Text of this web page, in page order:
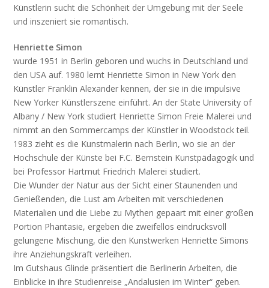
Künstlerin sucht die Schönheit der Umgebung mit der Seele
und inszeniert sie romantisch.
Henriette Simon
wurde 1951 in Berlin geboren und wuchs in Deutschland und
den USA auf. 1980 lernt Henriette Simon in New York den
Künstler Franklin Alexander kennen, der sie in die impulsive
New Yorker Künstlerszene einführt. An der State University of
Albany / New York studiert Henriette Simon Freie Malerei und
nimmt an den Sommercamps der Künstler in Woodstock teil.
1983 zieht es die Kunstmalerin nach Berlin, wo sie an der
Hochschule der Künste bei F.C. Bernstein Kunstpädagogik und
bei Professor Hartmut Friedrich Malerei studiert.
Die Wunder der Natur aus der Sicht einer Staunenden und
Genießenden, die Lust am Arbeiten mit verschiedenen
Materialien und die Liebe zu Mythen gepaart mit einer großen
Portion Phantasie, ergeben die zweifellos eindrucksvoll
gelungene Mischung, die den Kunstwerken Henriette Simons
ihre Anziehungskraft verleihen.
Im Gutshaus Glinde präsentiert die Berlinerin Arbeiten, die
Einblicke in ihre Studienreise „Andalusien im Winter“ geben.